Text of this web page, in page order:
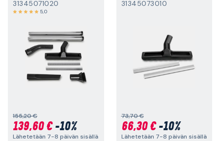
31345071020
5,0
155,20 €
139,60 €-10%
Lähetetään 7-8 päivän sisällä
31345073010
73,70 €
66,30 €-10%
Lähetetään 7-8 päivän sisällä